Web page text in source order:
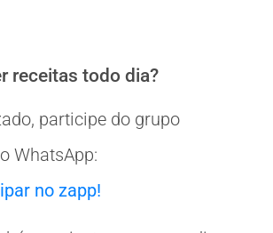
receitas todo dia?
participe do grupo
WhatsApp:
no zapp!